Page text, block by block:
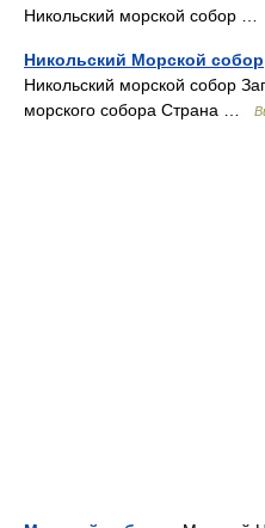
Никольский морской собор …
Никольский Морской собор
Никольский морской собор
морского собора Страна …